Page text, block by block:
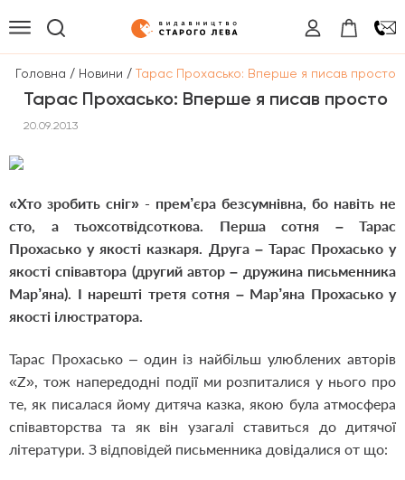
Головна / Новини / Тарaс Прохасько: Вперше я писав просто
Тарaс Прохасько: Вперше я писав просто
20.09.2013
«Хто зробить сніг» - прем’єра безсумнівна, бо навіть не
сто, а тьохсотвідсоткова. Перша сотня – Тарас
Прохасько у якості казкаря. Друга – Тарас Прохасько у
якості співавтора (другий автор – дружина письменника
Мар’яна). І нарешті третя сотня – Мар’яна Прохасько у
якості ілюстратора.
Тарас Прохасько – один із найбільш улюблених авторів
«Z», тож напередодні події ми розпиталися у нього про
те, як писалася йому дитяча казка, якою була атмосфера
співавторства та як він узагалі ставиться до дитячої
літератури. З відповідей письменника довідалися от що: